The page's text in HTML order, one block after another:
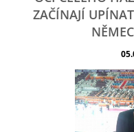
ZAČÍNAJÍ